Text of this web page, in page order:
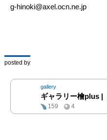
g-hinoki@axel.ocn.ne.jp
posted by
gallery
ギャラリー檜plus |
159
4